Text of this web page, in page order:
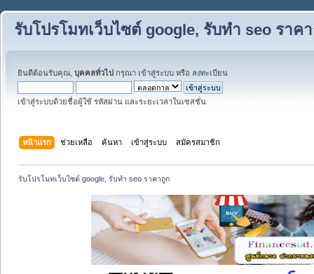
รับโปรโมทเว็บไซต์ google, รับทำ seo ราค
ยินดีต้อนรับคุณ, บุคคลทั่วไป กรุณา เข้าสู่ระบบ หรือ ลงทะเบียน
เข้าสู่ระบบด้วยชื่อผู้ใช้ รหัสผ่าน และระยะเวลาในเซสชั่น
หน้าแรก ช่วยเหลือ ค้นหา เข้าสู่ระบบ สมัครสมาชิก
รับโปรโมทเว็บไซต์ google, รับทำ seo ราคาถูก